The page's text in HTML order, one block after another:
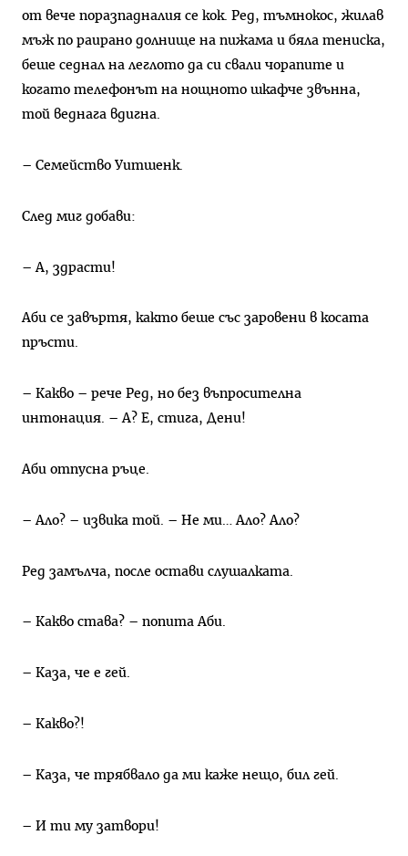
от вече поразпадналия се кок. Ред, тъмнокос, жилав
мъж по раирано долнище на пижама и бяла тениска,
беше седнал на леглото да си свали чорапите и
когато телефонът на нощното шкафче звънна,
той веднага вдигна.
– Семейство Уитшенк.
След миг добави:
– А, здрасти!
Аби се завъртя, както беше със заровени в косата
пръсти.
– Какво – рече Ред, но без въпросителна
интонация. – А? Е, стига, Дени!
Аби отпусна ръце.
– Ало? – извика той. – Не ми… Ало? Ало?
Ред замълча, после остави слушалката.
– Какво става? – попита Аби.
– Каза, че е гей.
– Какво?!
– Каза, че трябвало да ми каже нещо, бил гей.
– И ти му затвори!